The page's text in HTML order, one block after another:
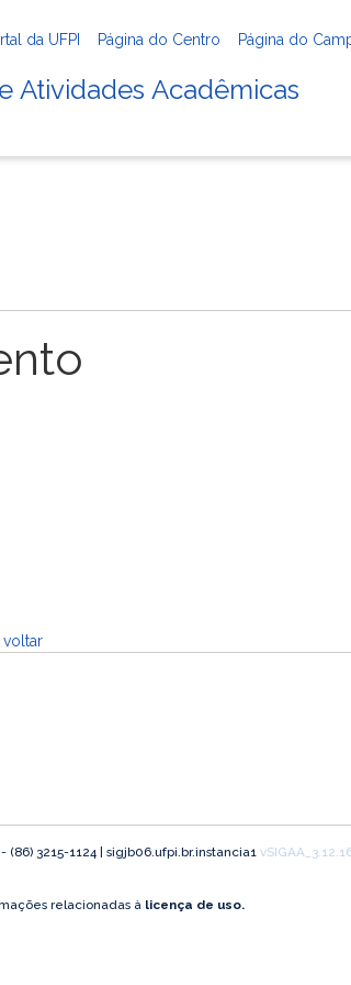
da UFPI Página do Centro Página do
Atividades Acadêmicas
voltar
3215-1124 | sigjb06.ufpi.br.instancia1
relacionadas à licença de uso.